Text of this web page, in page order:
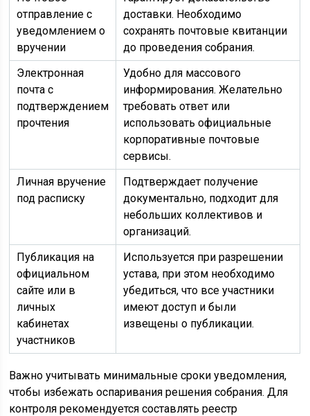
отправление с
уведомлением о
вручении
доставки. Необходимо
сохранять почтовые квитанции
до проведения собрания.
Электронная
почта с
подтверждением
прочтения
Удобно для массового
информирования. Желательно
требовать ответ или
использовать официальные
корпоративные почтовые
сервисы.
Личная вручение
под расписку
Подтверждает получение
документально, подходит для
небольших коллективов и
организаций.
Публикация на
официальном
сайте или в
личных
кабинетах
участников
Используется при разрешении
устава, при этом необходимо
убедиться, что все участники
имеют доступ и были
извещены о публикации.
Важно учитывать минимальные сроки уведомления,
чтобы избежать оспаривания решения собрания. Для
контроля рекомендуется составлять реестр